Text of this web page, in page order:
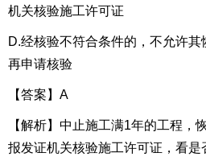
机关核验施工许可证
D.经核验不符合条件的，不允许
再申请核验
【答案】A
【解析】中止施工满1年的工程，
报发证机关核验施工许可证，看是